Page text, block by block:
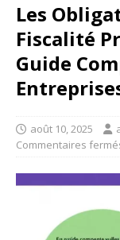
Les
Fiscalité
Guide
août 10, 2025
Commentaires